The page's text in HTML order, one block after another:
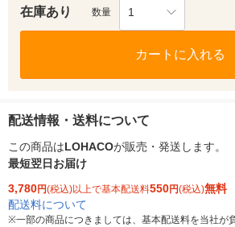
在庫あり 数量 1
カートに入れる
配送情報・送料について
この商品はLOHACOが販売・発送します。
最短翌日お届け
3,780円(税込)以上で基本配送料550円(税込)無料
配送料について
※一部の商品につきましては、基本配送料を当社が